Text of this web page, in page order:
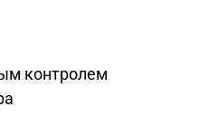
контролем